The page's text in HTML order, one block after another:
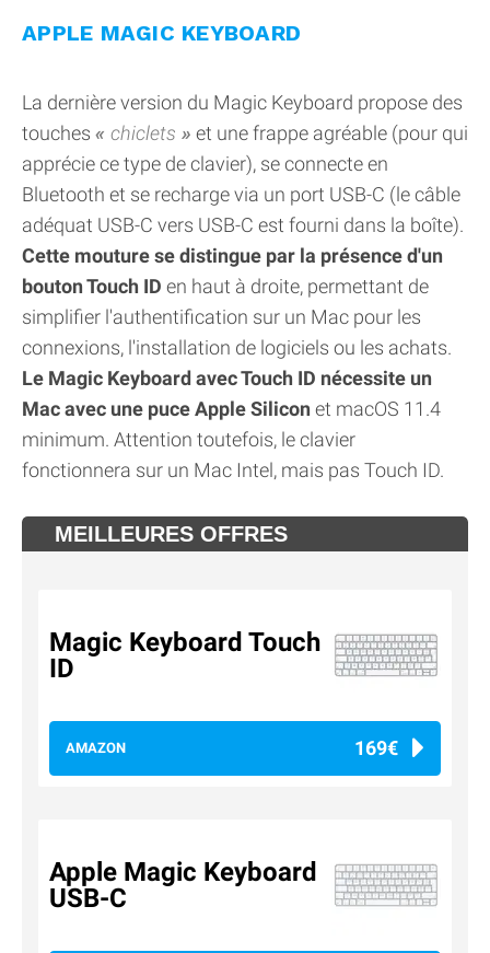
APPLE MAGIC KEYBOARD
La dernière version du Magic Keyboard propose des
touches
chiclets
et une frappe agréable (pour qui
apprécie ce type de clavier), se connecte en
Bluetooth et se recharge via un port USB-C (le câble
adéquat USB-C vers USB-C est fourni dans la boîte).
Cette mouture se distingue par la présence d'un
bouton Touch ID en haut à droite, permettant de
simplifier l'authentification sur un Mac pour les
connexions, l'installation de logiciels ou les achats.
Le Magic Keyboard avec Touch ID nécessite un
Mac avec une puce Apple Silicon et macOS 11.4
minimum. Attention toutefois, le clavier
fonctionnera sur un Mac Intel, mais pas Touch ID.
MEILLEURES OFFRES
Magic Keyboard Touch
ID
AMAZON 169€
Apple Magic Keyboard
USB-C